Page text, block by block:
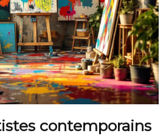
contemporains